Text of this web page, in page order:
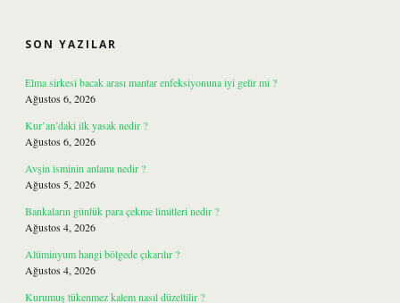
SON YAZILAR
Elma sirkesi bacak arası mantar enfeksiyonuna iyi gelir mi ?
Ağustos 6, 2026
Kur’an’daki ilk yasak nedir ?
Ağustos 6, 2026
Avşin isminin anlamı nedir ?
Ağustos 5, 2026
Bankaların günlük para çekme limitleri nedir ?
Ağustos 4, 2026
Alüminyum hangi bölgede çıkarılır ?
Ağustos 4, 2026
Kurumuş tükenmez kalem nasıl düzeltilir ?